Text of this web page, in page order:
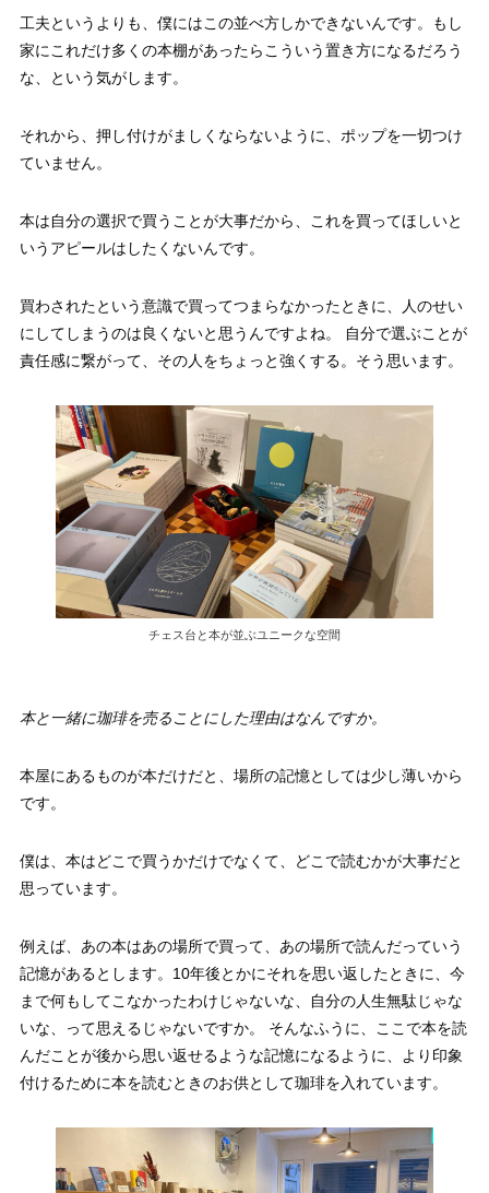
工夫というよりも、僕にはこの並べ方しかできないんです。もし
家にこれだけ多くの本棚があったらこういう置き方になるだろう
な、という気がします。
それから、押し付けがましくならないように、ポップを一切つけ
ていません。
本は自分の選択で買うことが大事だから、これを買ってほしいと
いうアピールはしたくないんです。
買わされたという意識で買ってつまらなかったときに、人のせい
にしてしまうのは良くないと思うんですよね。 自分で選ぶことが
責任感に繋がって、その人をちょっと強くする。そう思います。
チェス台と本が並ぶユニークな空間
本と一緒に珈琲を売ることにした理由はなんですか。
本屋にあるものが本だけだと、場所の記憶としては少し薄いから
です。
僕は、本はどこで買うかだけでなくて、どこで読むかが大事だと
思っています。
例えば、あの本はあの場所で買って、あの場所で読んだっていう
記憶があるとします。10年後とかにそれを思い返したときに、今
まで何もしてこなかったわけじゃないな、自分の人生無駄じゃな
いな、って思えるじゃないですか。 そんなふうに、ここで本を読
んだことが後から思い返せるような記憶になるように、より印象
付けるために本を読むときのお供として珈琲を入れています。